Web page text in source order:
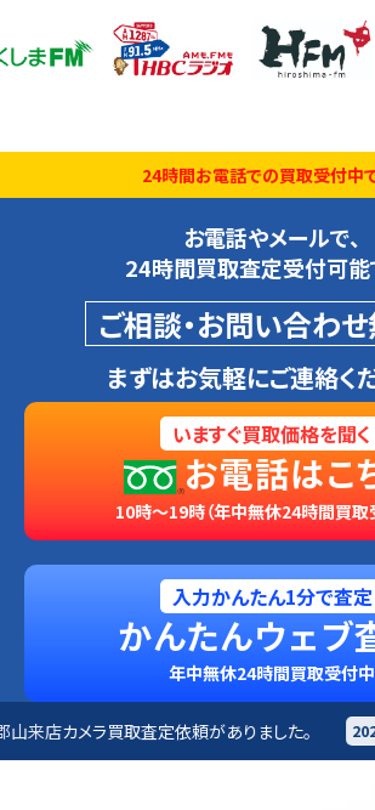
24時間お電話での買取受付中で
お電話やメールで、
24時間買取査定受付可能
ご相談・お問い合わせ
まずはお気軽にご連絡く
いますぐ買取価格を聞く
お電話はこ
10時～19時（年中無休24時間買取
入力かんたん1分で査定
かんたんウェブ
年中無休24時間買取受付中
頼がありました。 2026年8月9日 北広島市 オ